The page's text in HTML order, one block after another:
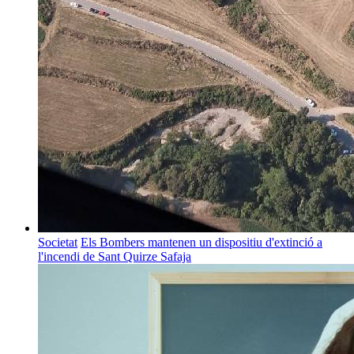
Societat Els Bombers mantenen un dispositiu d'extinció a
l'incendi de Sant Quirze Safaja